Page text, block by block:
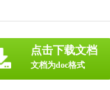
点击下载文档
文档为doc格式